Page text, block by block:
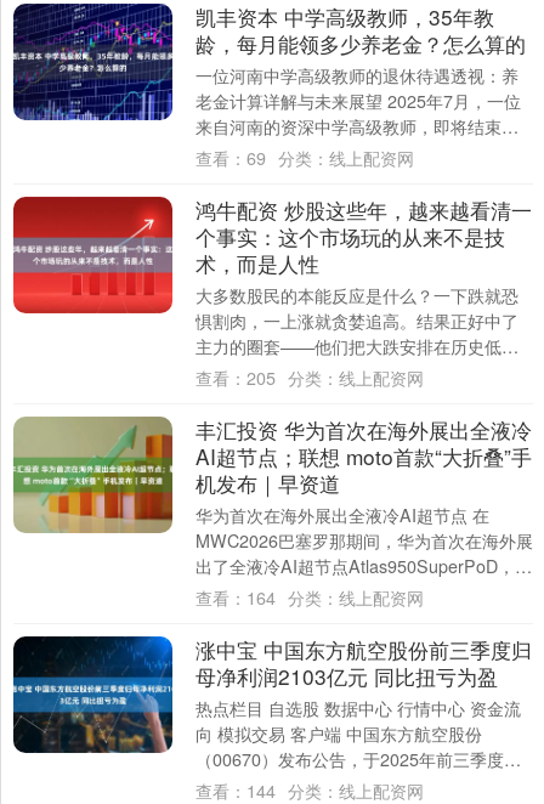
凯丰资本 中学高级教师，35年教
龄，每月能领多少养老金？怎么算的
一位河南中学高级教师的退休待遇透视：养
老金计算详解与未来展望 2025年7月，一位
来自河南的资深中学高级教师，即将结束她
长达35年零1个月的教学生涯，光荣退休。....
查看： 69 分类： 线上配资网
鸿牛配资 炒股这些年，越来越看清一
个事实：这个市场玩的从来不是技
术，而是人性
大多数股民的本能反应是什么？一下跌就恐
惧割肉，一上涨就贪婪追高。结果正好中了
主力的圈套——他们把大跌安排在历史低
位，让散户在恐慌中交出带血的筹码；把大
查看： 205 分类： 线上配资网
丰汇投资 华为首次在海外展出全液冷
AI超节点；联想 moto首款“大折叠”手
机发布｜早资道
华为首次在海外展出全液冷AI超节点 在
MWC2026巴塞罗那期间，华为首次在海外展
出了全液冷AI超节点Atlas950SuperPoD，以
及业界首款通算超节点T....
查看： 164 分类： 线上配资网
涨中宝 中国东方航空股份前三季度归
母净利润2103亿元 同比扭亏为盈
热点栏目 自选股 数据中心 行情中心 资金流
向 模拟交易 客户端 中国东方航空股份
（00670）发布公告，于2025年前三季度，
该集团取得营业收入1064.14....
查看： 144 分类： 线上配资网